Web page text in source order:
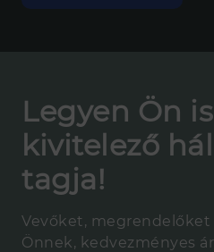
Legyen Ön
kivitelező
tagja!
Vevőket,
Önnek, kedvezményes